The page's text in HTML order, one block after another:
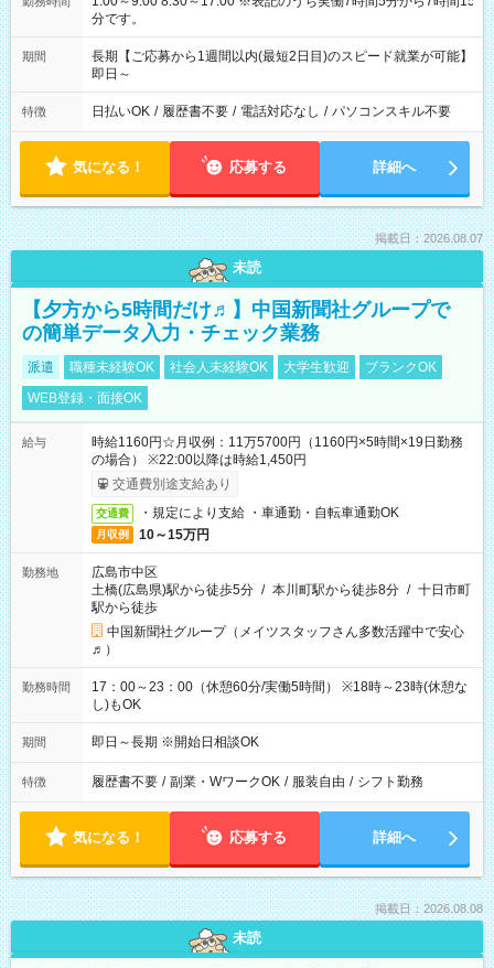
分です。
期間
長期【ご応募から1週間以内(最短2日目)のスピード就業が可能】
即日～
特徴 日払いOK / 履歴書不要 / 電話対応なし / パソコンスキル不要
気になる！ 応募する 詳細へ
掲載日：2026.08.07
未読
【夕方から5時間だけ♬】中国新聞社グループで
の簡単データ入力・チェック業務
派遣 職種未経験OK 社会人未経験OK 大学生歓迎
ブランクOK
WEB登録・面接OK
給与
時給1160円☆月収例：11万5700円（1160円×5時間×19日勤務
の場合） ※22:00以降は時給1,450円
交通費別途支給あり
交通費 ・規定により支給 ・車通勤・自転車通勤OK
月収例 10～15万円
勤務地
広島市中区
土橋(広島県)駅から徒歩5分 / 本川町駅から徒歩8分 / 十日市町
駅から徒歩
中国新聞社グループ（メイツスタッフさん多数活躍中で安心
♬）
勤務時間
17：00～23：00（休憩60分/実働5時間） ※18時～23時(休憩な
し)もOK
期間 即日～長期 ※開始日相談OK
特徴 履歴書不要 / 副業・WワークOK / 服装自由 / シフト勤務
気になる！ 応募する 詳細へ
掲載日：2026.08.08
未読